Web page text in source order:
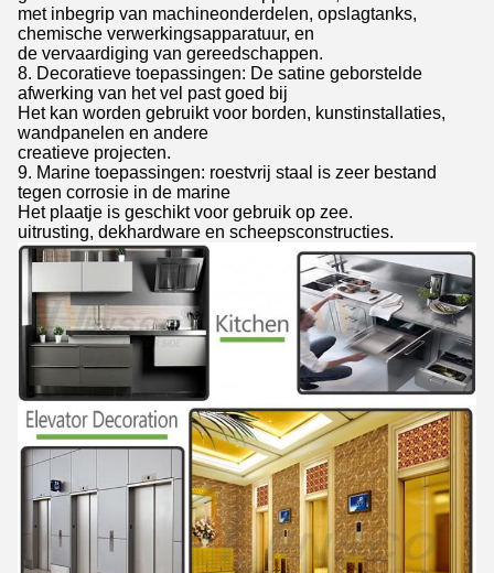
met inbegrip van machineonderdelen, opslagtanks,
chemische verwerkingsapparatuur, en
de vervaardiging van gereedschappen.
8. Decoratieve toepassingen: De satine geborstelde
afwerking van het vel past goed bij
Het kan worden gebruikt voor borden, kunstinstallaties,
wandpanelen en andere
creatieve projecten.
9. Marine toepassingen: roestvrij staal is zeer bestand
tegen corrosie in de marine
Het plaatje is geschikt voor gebruik op zee.
uitrusting, dekhardware en scheepsconstructies.